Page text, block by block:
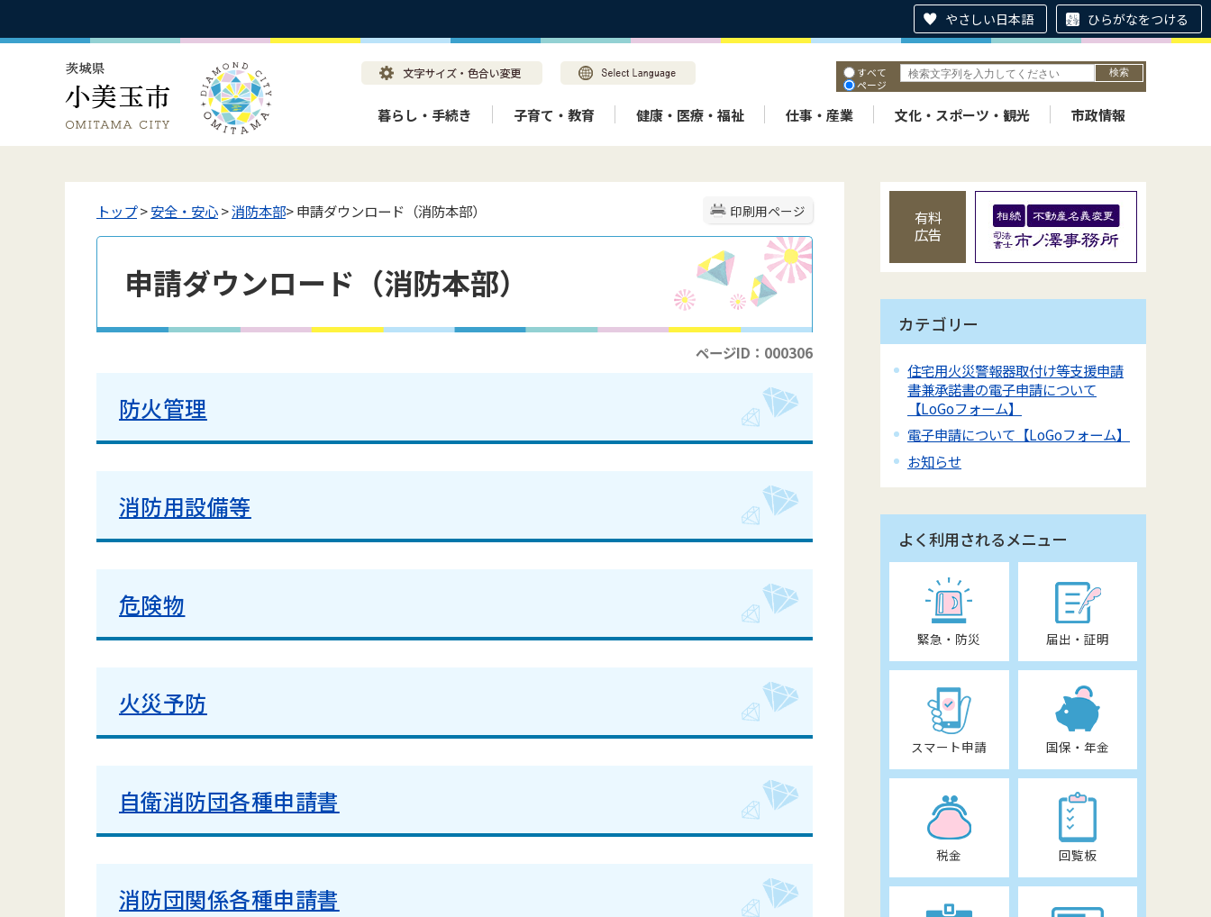
やさしい日本語 ひらがなをつける
すべて
ページ
暮らし・手続き 子育て・教育 健康・医療・福祉 仕事・産業 文化・スポーツ・観光 市政情報
印刷用ページ
トップ>安全・安心>消防本部> 申請ダウンロード（消防本部）
申請ダウンロード（消防本部）
ページID：000306
防火管理
消防用設備等
危険物
火災予防
自衛消防団各種申請書
消防団関係各種申請書
有料
広告
カテゴリー
住宅用火災警報器取付け等支援申請
書兼承諾書の電子申請について
【LoGoフォーム】
電子申請について【LoGoフォーム】
お知らせ
よく利用されるメニュー
緊急・防災 届出・証明
スマート申請 国保・年金
税金 回覧板